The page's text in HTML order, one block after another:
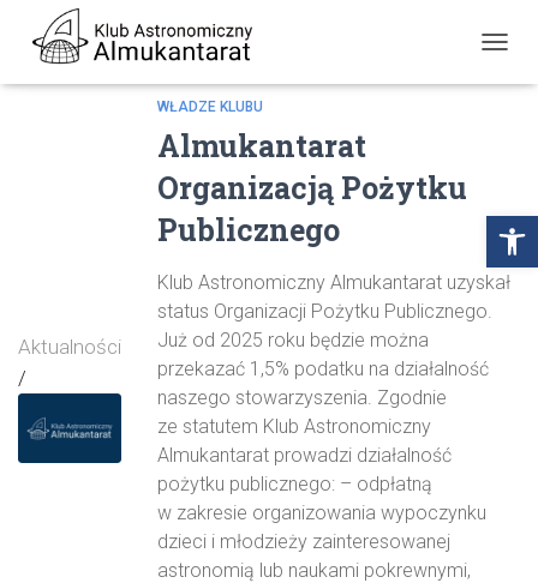
Aktualności
/
WŁADZE KLUBU
Almukantarat
Organizacją Pożytku
Publicznego
Klub Astronomiczny Almukantarat uzyskał
status Organizacji Pożytku Publicznego.
Już od 2025 roku będzie można
przekazać 1,5% podatku na działalność
naszego stowarzyszenia. Zgodnie
ze statutem Klub Astronomiczny
Almukantarat prowadzi działalność
pożytku publicznego: – odpłatną
w zakresie organizowania wypoczynku
dzieci i młodzieży zainteresowanej
astronomią lub naukami pokrewnymi,